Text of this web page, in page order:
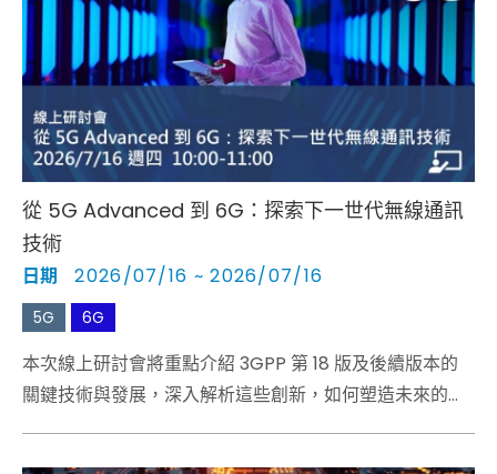
從 5G Advanced 到 6G：探索下一世代無線通訊
技術
日期 2026/07/16 ~ 2026/07/16
5G 6G
本次線上研討會將重點介紹 3GPP 第 18 版及後續版本的
關鍵技術與發展，深入解析這些創新，如何塑造未來的無